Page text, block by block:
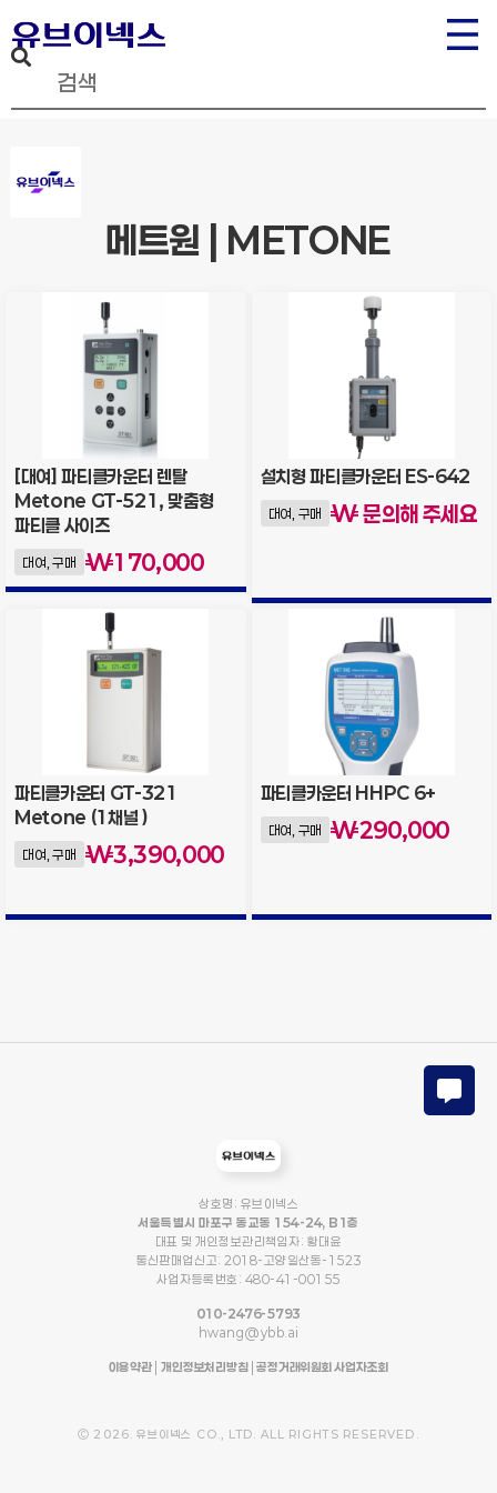
메트원 | METONE
[대여] 파티클카운터 렌탈
Metone GT-521, 맞춤형
파티클 사이즈
대여, 구매 ₩170,000
설치형 파티클카운터 ES-642
대여, 구매 ₩ 문의해 주세요
파티클카운터 GT-321
Metone (1채널 )
대여, 구매 ₩3,390,000
파티클카운터 HHPC 6+
대여, 구매 ₩290,000
상호명: 유브이넥스
서울특별시 마포구 동교동 154-24, B1층
대표 및 개인정보관리책임자: 황대윤
통신판매업신고: 2018-고양일산동-1523
사업자등록번호: 480-41-00155
010-2476-5793
hwang@ybb.ai
이용약관|개인정보처리방침 공정거래위원회 사업자조회
Ⓒ 2026. 유브이넥스 CO., LTD. ALL RIGHTS RESERVED.